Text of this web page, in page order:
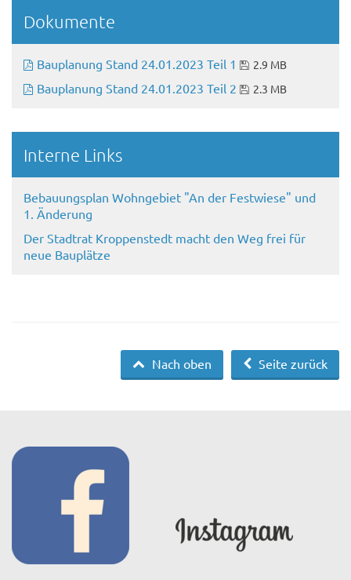
Dokumente
Bauplanung Stand 24.01.2023 Teil 1 2.9 MB
Bauplanung Stand 24.01.2023 Teil 2 2.3 MB
Interne Links
Bebauungsplan Wohngebiet "An der Festwiese" und
1. Änderung
Der Stadtrat Kroppenstedt macht den Weg frei für
neue Bauplätze
Seite zurück
Nach oben